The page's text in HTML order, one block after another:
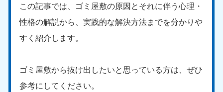
この記事では、ゴミ屋敷の原因とそれに伴う心理・
性格の解説から、実践的な解決方法までを分かりや
すく紹介します。
ゴミ屋敷から抜け出したいと思っている方は、ぜひ
参考にしてください。